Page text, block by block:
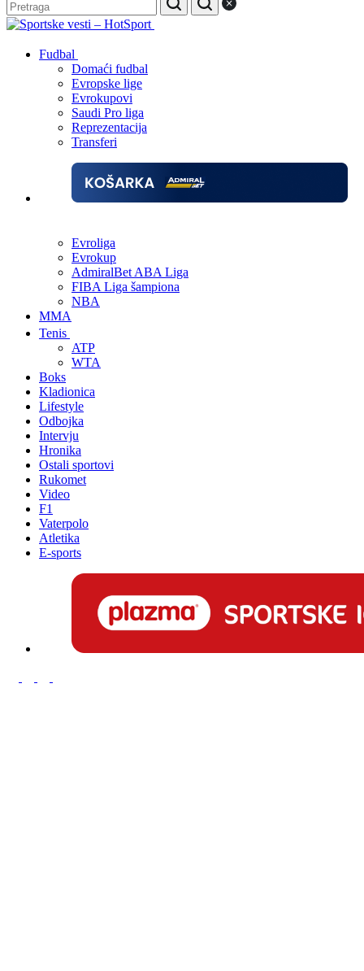
Fudbal
Domaći fudbal
Evropske lige
Evrokupovi
Saudi Pro liga
Reprezentacija
Transferi
Evroliga
Evrokup
AdmiralBet ABA Liga
FIBA Liga šampiona
NBA
MMA
Tenis
ATP
WTA
Boks
Kladionica
Lifestyle
Odbojka
Intervju
Hronika
Ostali sportovi
Rukomet
Video
F1
Vaterpolo
Atletika
E-sports